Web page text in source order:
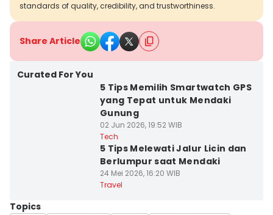
standards of quality, credibility, and trustworthiness.
Share Article
Curated For You
5 Tips Memilih Smartwatch GPS
yang Tepat untuk Mendaki
Gunung
02 Jun 2026, 19:52 WIB
Tech
5 Tips Melewati Jalur Licin dan
Berlumpur saat Mendaki
24 Mei 2026, 16:20 WIB
Travel
Topics